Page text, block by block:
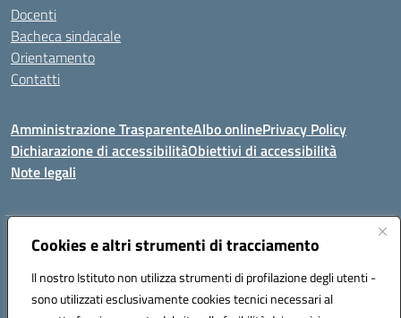
Cookies e altri strumenti di tracciamento
Il nostro Istituto non utilizza strumenti di profilazione degli utenti -
sono utilizzati esclusivamente cookies tecnici necessari al
Docenti
Bacheca sindacale
Orientamento
Contatti
Amministrazione TrasparenteAlbo onlinePrivacy Policy
Dichiarazione di accessibilitàObiettivi di accessibilità
Note legali
Indirizzo:Viale P. Togliatti snc 67039 Sulmona (AQ)
Posta elettronica certificata (PEC):aqis01900g@pec.istruzione.it
Codice fiscale: 92025400661